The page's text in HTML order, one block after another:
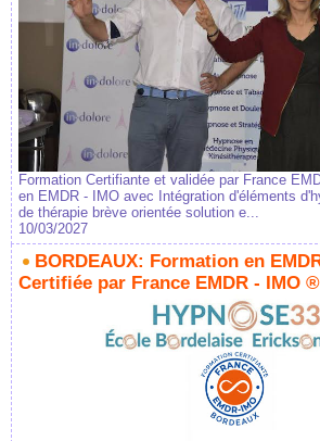
Formation Certifiante et validée par France
en EMDR - IMO avec Intégration d'éléments
de thérapie brève orientée solution e...
10/03/2027
BORDEAUX: Formation en
Certifiée par France EMDR - IMO ®